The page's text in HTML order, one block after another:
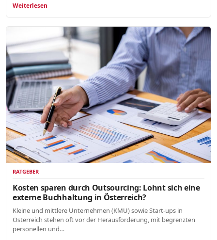
Weiterlesen
RATGEBER
Kosten sparen durch Outsourcing: Lohnt sich eine
externe Buchhaltung in Österreich?
Kleine und mittlere Unternehmen (KMU) sowie Start-ups in
Österreich stehen oft vor der Herausforderung, mit begrenzten
personellen und…